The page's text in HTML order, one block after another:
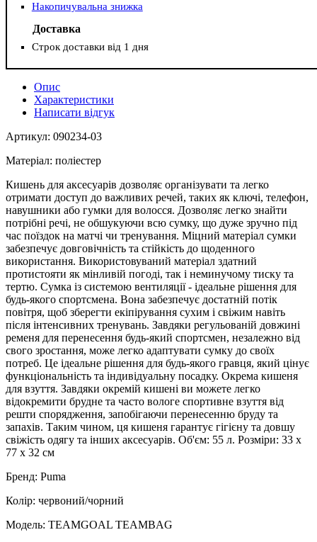
Накопичувальна знижка
Доставка
Строк доставки від 1 дня
Опис
Характеристики
Написати відгук
Артикул: 090234-03
Матеріал: поліестер
Кишень для аксесуарів дозволяє організувати та легко
отримати доступ до важливих речей, таких як ключі, телефон,
навушники або гумки для волосся. Дозволяє легко знайти
потрібні речі, не обшукуючи всю сумку, що дуже зручно під
час поїздок на матчі чи тренування. Міцний матеріал сумки
забезпечує довговічність та стійкість до щоденного
використання. Використовуваний матеріал здатний
протистояти як мінливій погоді, так і неминучому тиску та
тертю. Сумка із системою вентиляції - ідеальне рішення для
будь-якого спортсмена. Вона забезпечує достатній потік
повітря, щоб зберегти екіпірування сухим і свіжим навіть
після інтенсивних тренувань. Завдяки регульованій довжині
ременя для перенесення будь-який спортсмен, незалежно від
свого зростання, може легко адаптувати сумку до своїх
потреб. Це ідеальне рішення для будь-якого гравця, який цінує
функціональність та індивідуальну посадку. Окрема кишеня
для взуття. Завдяки окремій кишені ви можете легко
відокремити брудне та часто вологе спортивне взуття від
решти спорядження, запобігаючи перенесенню бруду та
запахів. Таким чином, ця кишеня гарантує гігієну та довшу
свіжість одягу та інших аксесуарів. Об'єм: 55 л. Розміри: 33 х
77 x 32 см
Бренд: Puma
Колір: червоний/чорний
Модель: TEAMGOAL TEAMBAG